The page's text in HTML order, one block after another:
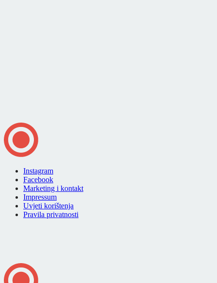
Instagram
Facebook
Marketing i kontakt
Impressum
Uvjeti korištenja
Pravila privatnosti